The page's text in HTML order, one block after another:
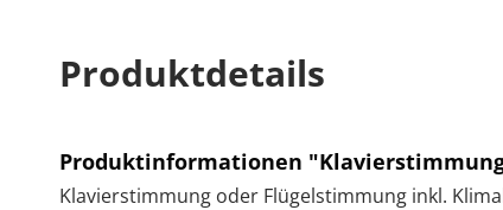
Produktdetails
Produktinformationen
Klavierstimmung oder Flügelstimmung inkl.